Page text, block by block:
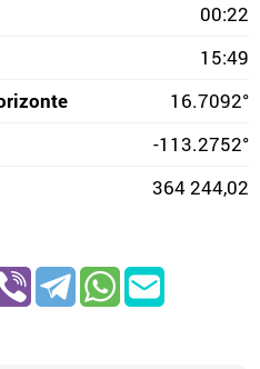
00:22
15:49
16.7092°
-113.2752°
364 244,02